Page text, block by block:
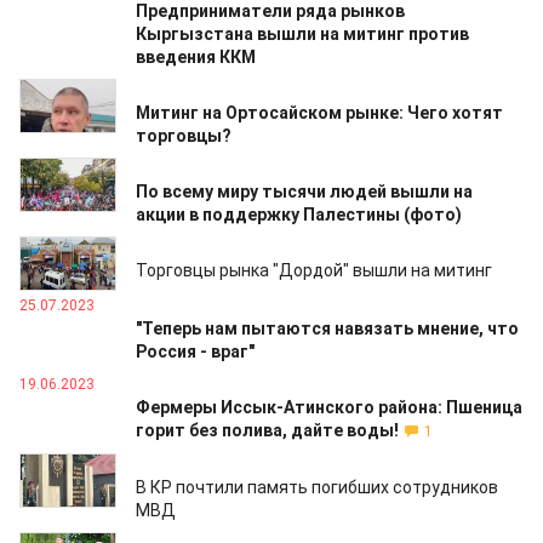
Предприниматели ряда рынков
Кыргызстана вышли на митинг против
введения ККМ
30.11.2023
Митинг на Ортосайском рынке: Чего хотят
торговцы?
13.11.2023
По всему миру тысячи людей вышли на
акции в поддержку Палестины (фото)
04.09.2023
Торговцы рынка "Дордой" вышли на митинг
25.07.2023
"Теперь нам пытаются навязать мнение, что
Россия - враг"
19.06.2023
Фермеры Иссык-Атинского района: Пшеница
горит без полива, дайте воды!
1
15.05.2023
В КР почтили память погибших сотрудников
МВД